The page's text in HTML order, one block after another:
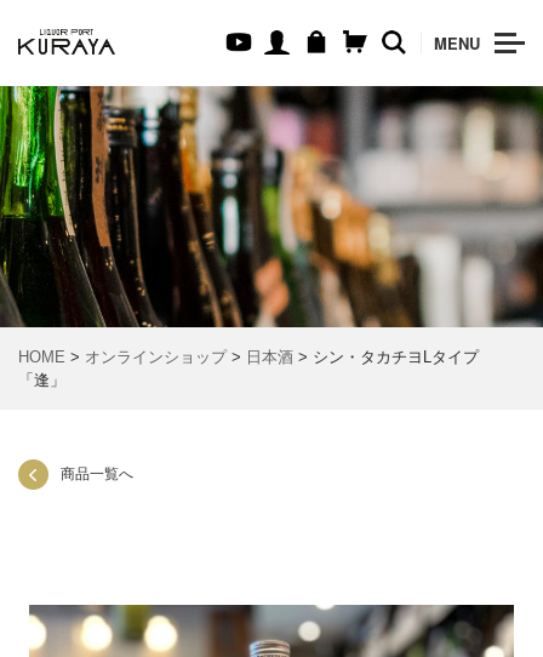
MENU
HOME > オンラインショップ> 日本酒 > シン・タカチヨLタイプ
「逢」
商品一覧へ